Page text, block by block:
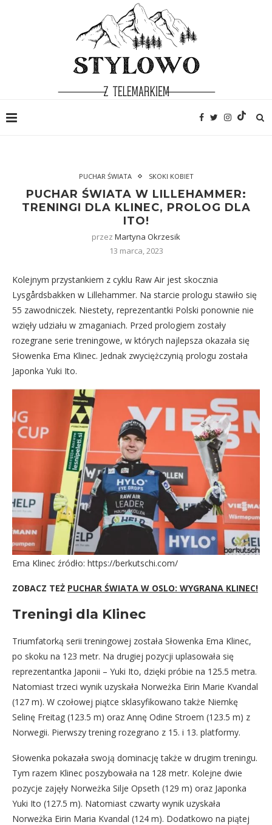
PUCHAR ŚWIATA SKOKI KOBIET
PUCHAR ŚWIATA W LILLEHAMMER:
TRENINGI DLA KLINEC, PROLOG DLA
ITO!
przez Martyna Okrzesik
13 marca, 2023
Kolejnym przystankiem z cyklu Raw Air jest skocznia
Lysgårdsbakken w Lillehammer. Na starcie prologu stawiło się
55 zawodniczek. Niestety, reprezentantki Polski ponownie nie
wzięły udziału w zmaganiach. Przed prologiem zostały
rozegrane serie treningowe, w których najlepsza okazała się
Słowenka Ema Klinec. Jednak zwyciężczynią prologu została
Japonka Yuki Ito.
Ema Klinec źródło: https://berkutschi.com/
ZOBACZ TEŻ PUCHAR ŚWIATA W OSLO: WYGRANA KLINEC!
Treningi dla Klinec
Triumfatorką serii treningowej została Słowenka Ema Klinec,
po skoku na 123 metr. Na drugiej pozycji uplasowała się
reprezentantka Japonii – Yuki Ito, dzięki próbie na 125.5 metra.
Natomiast trzeci wynik uzyskała Norweżka Eirin Marie Kvandal
(127 m). W czołowej piątce sklasyfikowano także Niemkę
Selinę Freitag (123.5 m) oraz Annę Odine Stroem (123.5 m) z
Norwegii. Pierwszy trening rozegrano z 15. i 13. platformy.
Słowenka pokazała swoją dominację także w drugim treningu.
Tym razem Klinec poszybowała na 128 metr. Kolejne dwie
pozycje zajęły Norweżka Silje Opseth (129 m) oraz Japonka
Yuki Ito (127.5 m). Natomiast czwarty wynik uzyskała
Norweżka Eirin Maria Kvandal (124 m). Dodatkowo na piątej